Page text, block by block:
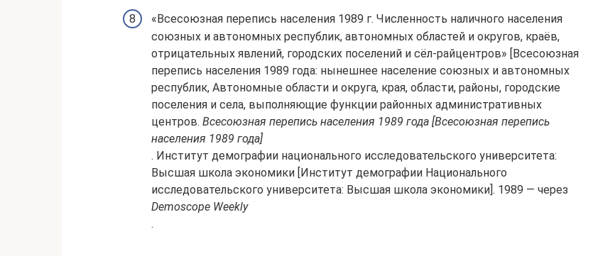
«Всесоюзная перепись населения 1989 г. Численность наличного населения
союзных и автономных республик, автономных областей и округов, краёв,
отрицательных явлений, городских поселений и сёл-райцентров» [Всесоюзная
перепись населения 1989 года: нынешнее население союзных и автономных
республик, Автономные области и округа, края, области, районы, городские
поселения и села, выполняющие функции районных административных
центров. Всесоюзная перепись населения 1989 года [Всесоюзная перепись
населения 1989 года]
. Институт демографии национального исследовательского университета:
Высшая школа экономики [Институт демографии Национального
исследовательского университета: Высшая школа экономики]. 1989 — через
Demoscope Weekly
.